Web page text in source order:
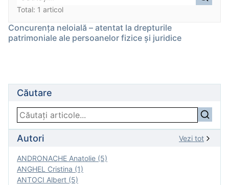
Total: 1 articol
Concurența neloială – atentat la drepturile
patrimoniale ale persoanelor fizice și juridice
Căutare
Autori Vezi tot
ANDRONACHE Anatolie (5)
ANGHEL Cristina (1)
ANTOCI Albert (5)